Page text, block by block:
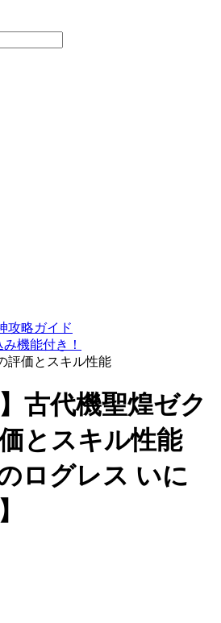
攻略ガイド
機能付き！
評価とスキル性能
古代機聖煌ゼク
とスキル性能
ログレス いに